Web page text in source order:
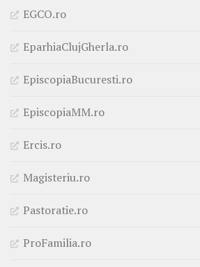
EGCO.ro
EparhiaClujGherla.ro
EpiscopiaBucuresti.ro
EpiscopiaMM.ro
Ercis.ro
Magisteriu.ro
Pastoratie.ro
ProFamilia.ro